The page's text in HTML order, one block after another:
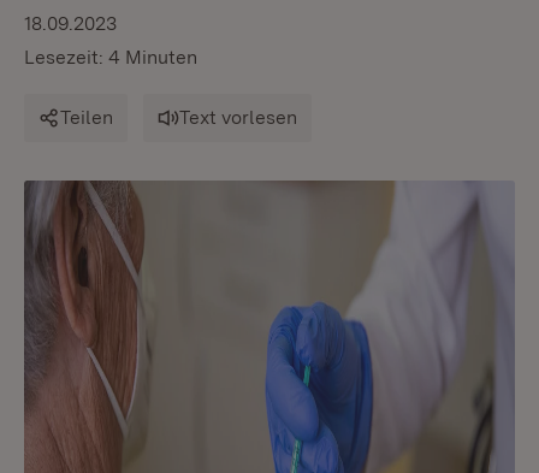
18.09.2023
Lesezeit: 4 Minuten
Teilen Text vorlesen